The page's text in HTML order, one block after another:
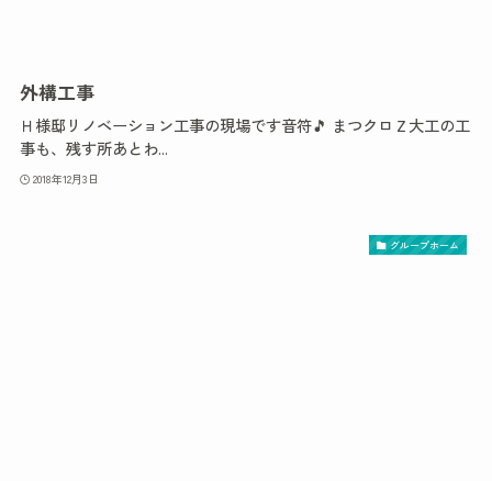
外構工事
Ｈ様邸リノベーション工事の現場です音符🎵 まつクロＺ大工の工
事も、残す所あとわ...
2018年12月3日
グループホーム